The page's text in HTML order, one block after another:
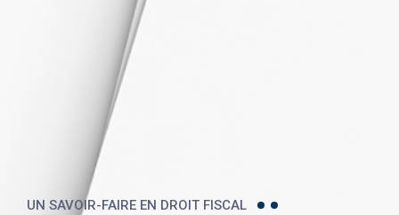
UN SAVOIR-FAIRE EN DROIT FISCAL